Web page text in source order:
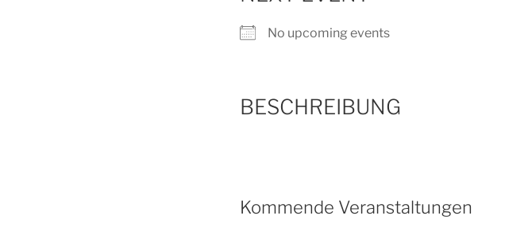
No upcoming events
BESCHREIBUNG
Kommende Veranstaltungen